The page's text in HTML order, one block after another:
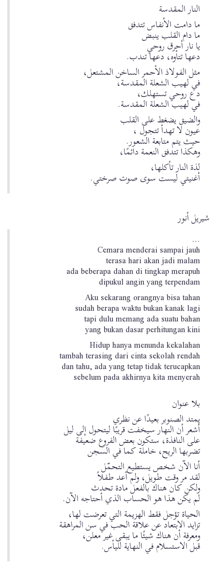
النار المقدسة
ما دامت الأنفاس تتدفق
ما دام القلب ينبض
يا نار أحرق روحي
دعها تتأوه، دعها تندب.
مثل الفولاذ الأحمر الساخن المشتعل،
في لهيب الشعلة المقدسة،
دع روحي تستهلك،
في لهيب الشعلة المقدسة.
والضيق يضغط على القلب
عيون لا تهدأ تتجول ،
حيث يتم متابعة الشعور.
وهكذا تتدفق النعمة دائمًا،
لذة النار تأكلها،
أغنيتي ليست سوى صوت صرختي.
شيريل أنور
…
Cemara menderai sampai jauh
terasa hari akan jadi malam
ada beberapa dahan di tingkap merapuh
dipukul angin yang terpendam
Aku sekarang orangnya bisa tahan
sudah berapa waktu bukan kanak lagi
tapi dulu memang ada suatu bahan
yang bukan dasar perhitungan kini
Hidup hanya menunda kekalahan
tambah terasing dari cinta sekolah rendah
dan tahu, ada yang tetap tidak terucapkan
sebelum pada akhirnya kita menyerah
بلا عنوان
يمتد الصنوبر بعيدًا عن نظري
أشعر أن النهار سيخفت قريبًا ليتحول إلى ليل
على النافذة، ستكون بعض الفروع ضعيفة
تضربها الريح، خاملة كما في السجن
أنا الآن شخص يستطيع التحمّل
لقد مر وقت طويل، ولم أعد طفلاً
ولكن كان هناك بالفعل مادة تحدث
لم يكن هذا هو الحساب الذي أحتاجه الآن.
الحياة تؤجل فقط الهزيمة التي تعرضت لها،
تزايد الابتعاد عن علاقة الحب في سن المراهقة
ومعرفة أن هناك شيئًا ما يبقى غير معلن،
قبل الاستسلام في النهاية لليأس.